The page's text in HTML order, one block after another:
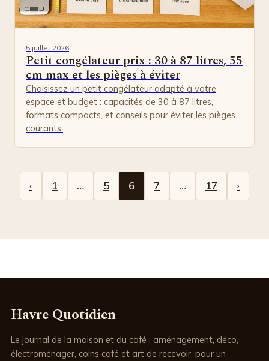
Petit congélateur prix : 30 à 87 litres, 55
cm max et les pièges à éviter
5 juillet 2026
Choisissez un petit congélateur adapté à votre
espace et budget : capacités de 30 à 87 litres,
formats compacts, et conseils pour éviter les pièges
courants.
‹ 1 … 5 6 7 … 17 ›
Havre Quotidien
Le journal de la maison et du café : aménagement, déco,
électroménager, coins café et art de recevoir, pour un